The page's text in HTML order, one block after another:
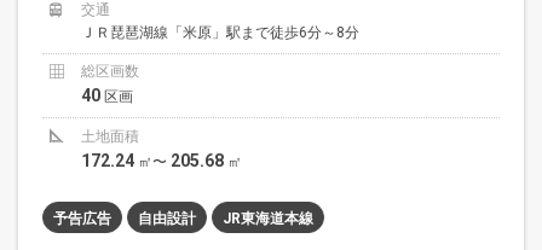
交通
ＪＲ琵琶湖線「米原」駅まで徒歩6分～8分
総区画数
40 区画
土地面積
172.24 ㎡〜 205.68 ㎡
予告広告 自由設計 JR東海道本線